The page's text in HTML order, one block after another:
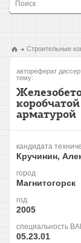
Строительные
автореферат
тему:
арматурой
кандидата
Кручинин,
город
Магнитогорск
год
2005
специальность
05.23.01